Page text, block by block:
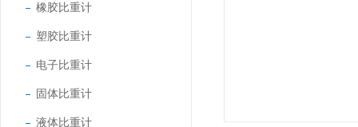
橡胶比重计
塑胶比重计
电子比重计
固体比重计
液体比重计